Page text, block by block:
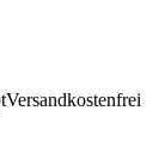
Versandkostenfrei